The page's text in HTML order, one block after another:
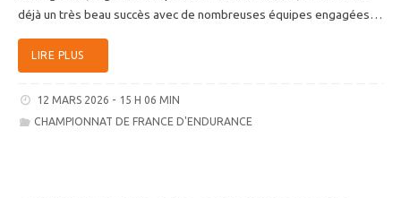
déjà un très beau succès avec de nombreuses équipes engagées…
LIRE PLUS
12 MARS 2026 - 15 H 06 MIN
CHAMPIONNAT DE FRANCE D'ENDURANCE